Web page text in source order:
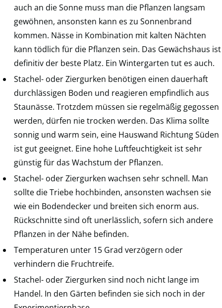
auch an die Sonne muss man die Pflanzen langsam
gewöhnen, ansonsten kann es zu Sonnenbrand
kommen. Nässe in Kombination mit kalten Nächten
kann tödlich für die Pflanzen sein. Das Gewächshaus ist
definitiv der beste Platz. Ein Wintergarten tut es auch.
Stachel- oder Ziergurken benötigen einen dauerhaft
durchlässigen Boden und reagieren empfindlich aus
Staunässe. Trotzdem müssen sie regelmäßig gegossen
werden, dürfen nie trocken werden. Das Klima sollte
sonnig und warm sein, eine Hauswand Richtung Süden
ist gut geeignet. Eine hohe Luftfeuchtigkeit ist sehr
günstig für das Wachstum der Pflanzen.
Stachel- oder Ziergurken wachsen sehr schnell. Man
sollte die Triebe hochbinden, ansonsten wachsen sie
wie ein Bodendecker und breiten sich enorm aus.
Rückschnitte sind oft unerlässlich, sofern sich andere
Pflanzen in der Nähe befinden.
Temperaturen unter 15 Grad verzögern oder
verhindern die Fruchtreife.
Stachel- oder Ziergurken sind noch nicht lange im
Handel. In den Gärten befinden sie sich noch in der